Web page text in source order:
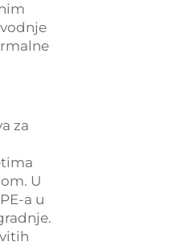
za
U
a u